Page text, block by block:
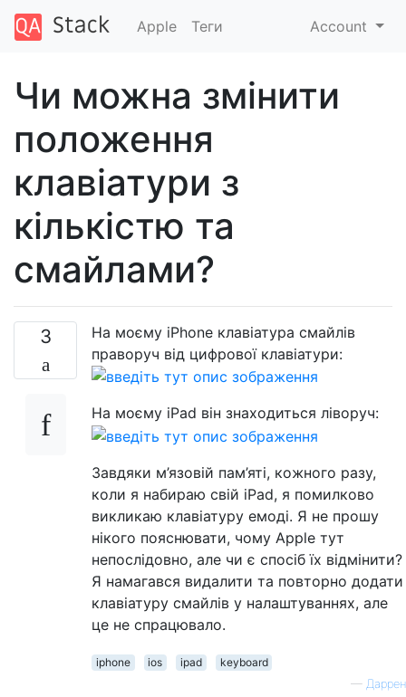
Apple Теги Account
Чи можна змінити
положення
клавіатури з
кількістю та
смайлами?
3
На моєму iPhone клавіатура смайлів
праворуч від цифрової клавіатури:
На моєму iPad він знаходиться ліворуч:
Завдяки м’язовій пам’яті, кожного разу,
коли я набираю свій iPad, я помилково
викликаю клавіатуру емоді. Я не прошу
нікого пояснювати, чому Apple тут
непослідовно, але чи є спосіб їх відмінити?
Я намагався видалити та повторно додати
клавіатуру смайлів у налаштуваннях, але
це не спрацювало.
iphone ios ipad
keyboard
— Даррен